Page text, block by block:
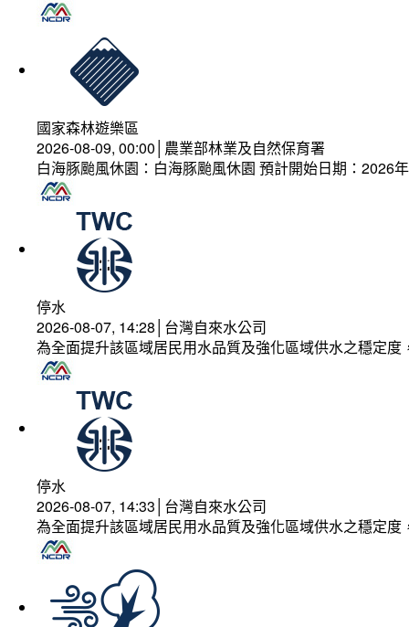
國家森林遊樂區
2026-08-09, 00:00│農業部林業及自然保育署
白海豚颱風休園：白海豚颱風休園 預計開始日期：2026
停水
2026-08-07, 14:28│台灣自來水公司
為全面提升該區域居民用水品質及強化區域供水之穩定
停水
2026-08-07, 14:33│台灣自來水公司
為全面提升該區域居民用水品質及強化區域供水之穩定